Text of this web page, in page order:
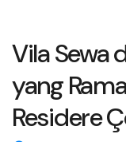
Vila Sewa
yang
Residere